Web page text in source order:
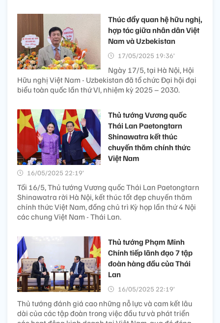
Thúc đẩy quan hệ hữu nghị,
hợp tác giữa nhân dân Việt
Nam và Uzbekistan
17/05/2025 19:36’
Ngày 17/5, tại Hà Nội, Hội
Hữu nghị Việt Nam - Uzbekistan đã tổ chức Đại hội đại
biểu toàn quốc lần thứ VI, nhiệm kỳ 2025 – 2030.
Thủ tướng Vương quốc
Thái Lan Paetongtarn
Shinawatra kết thúc
chuyến thăm chính thức
Việt Nam
16/05/2025 22:19’
Tối 16/5, Thủ tướng Vương quốc Thái Lan Paetongtarn
Shinawatra rời Hà Nội, kết thúc tốt đẹp chuyến thăm
chính thức Việt Nam, đồng chủ trì Kỳ họp lần thứ 4 Nội
các chung Việt Nam - Thái Lan.
Thủ tướng Phạm Minh
Chính tiếp lãnh đạo 7 tập
đoàn hàng đầu của Thái
Lan
16/05/2025 22:19’
Thủ tướng đánh giá cao những nỗ lực và cam kết lâu
dài của các tập đoàn trong việc đầu tư và phát triển